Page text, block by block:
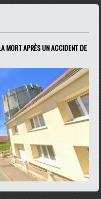
MORT APRÈS UN ACCIDENT DE